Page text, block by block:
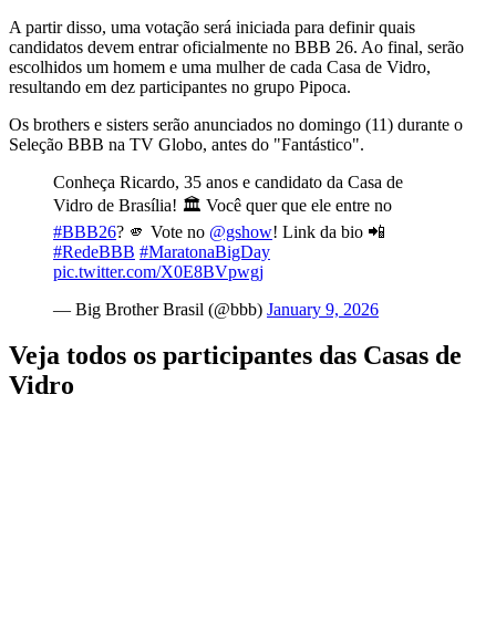
A partir disso, uma votação será iniciada para definir quais
candidatos devem entrar oficialmente no BBB 26. Ao final, serão
escolhidos um homem e uma mulher de cada Casa de Vidro,
resultando em dez participantes no grupo Pipoca.
Os brothers e sisters serão anunciados no domingo (11) durante o
Seleção BBB na TV Globo, antes do "Fantástico".
Conheça Ricardo, 35 anos e candidato da Casa de
Vidro de Brasília! 🏛️ ️Você quer que ele entre no
#BBB26? 🫵 Vote no @gshow! Link da bio 📲
#RedeBBB #MaratonaBigDay
pic.twitter.com/X0E8BVpwgj
— Big Brother Brasil (@bbb) January 9, 2026
Veja todos os participantes das Casas de
Vidro